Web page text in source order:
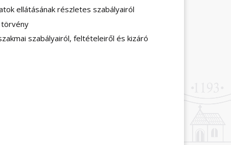
ellátásának részletes szabályairól
törvény
szabályairól, feltételeiről és kizáró